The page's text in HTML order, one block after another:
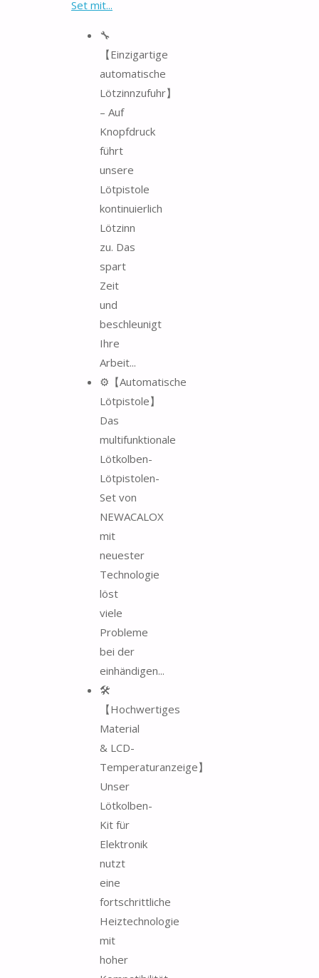
Set mit...
🔧
【Einzigartige
automatische
Lötzinnzufuhr】
– Auf
Knopfdruck
führt
unsere
Lötpistole
kontinuierlich
Lötzinn
zu. Das
spart
Zeit
und
beschleunigt
Ihre
Arbeit...
⚙️【Automatische
Lötpistole】
Das
multifunktionale
Lötkolben-
Lötpistolen-
Set von
NEWACALOX
mit
neuester
Technologie
löst
viele
Probleme
bei der
einhändigen...
🛠
【Hochwertiges
Material
& LCD-
Temperaturanzeige】
Unser
Lötkolben-
Kit für
Elektronik
nutzt
eine
fortschrittliche
Heiztechnologie
mit
hoher